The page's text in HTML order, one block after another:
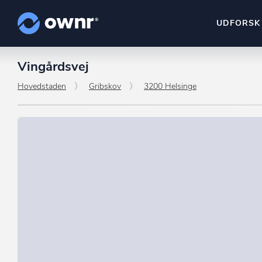
UDFORSK
Identificer salgsklare
Vingårdsvej
Hovedstaden Gribskov 3200 Helsinge